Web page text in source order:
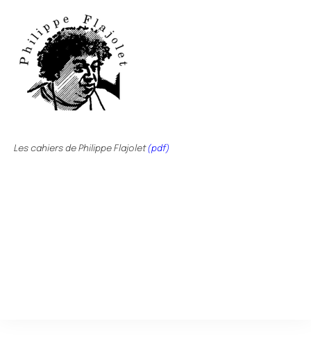
Les cahiers de Philippe Flajolet(pdf)